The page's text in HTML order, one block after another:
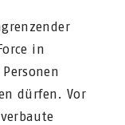
in
dürfen. Vor